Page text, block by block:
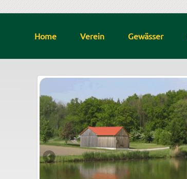
Home Verein Gewässer